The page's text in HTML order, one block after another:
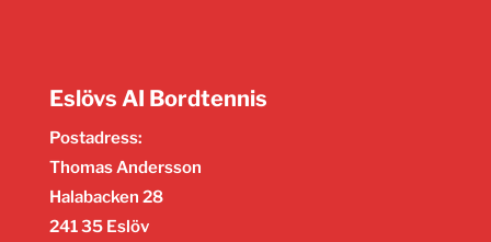
Eslövs AI Bordtennis
Postadress:
Thomas Andersson
Halabacken 28
241 35 Eslöv